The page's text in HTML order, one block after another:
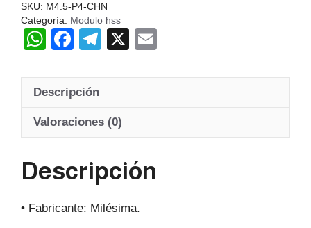
SKU: M4.5-P4-CHN
Categoría: Modulo hss
W
at
A
p
F
c
b
o
T
e
a
X
ail
Descripción
Valoraciones (0)
Descripción
• Fabricante: Milésima.